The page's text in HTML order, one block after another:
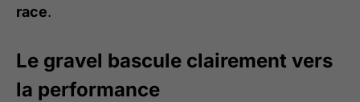
race.
Le gravel bascule clairement vers
la performance